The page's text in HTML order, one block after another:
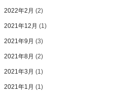
2022年2月 (2)
2021年12月 (1)
2021年9月 (3)
2021年8月 (2)
2021年3月 (1)
2021年1月 (1)